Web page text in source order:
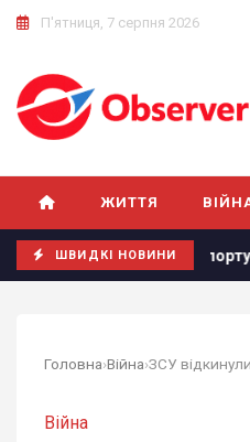
П'ятниця, 7 серпня 2026
ЖИТТЯ
ШВИДКІ НОВИНИ
районі порту У
Головна›Війна›
Війна